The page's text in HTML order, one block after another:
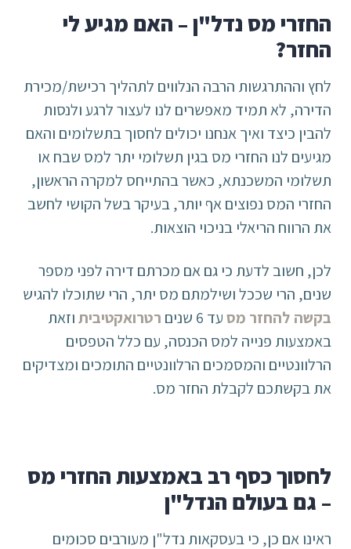
החזרי מס נדל"ן – האם מגיע לי
החזר?
לחץ וההתרגשות הרבה הנלווים לתהליך רכישת/מכירת
הדירה, לא תמיד מאפשרים לנו לעצור לרגע ולנסות
להבין כיצד ואיך אנחנו יכולים לחסוך בתשלומים והאם
מגיעים לנו החזרי מס בגין תשלומי יתר למס שבח או
תשלומי המשכנתא, כאשר בהתייחס למקרה הראשון,
החזרי המס נפוצים אף יותר, בעיקר בשל הקושי לחשב
את הרווח הריאלי בניכוי הוצאות.
לכן, חשוב לדעת כי גם אם מכרתם דירה לפני מספר
שנים, הרי שככל ושילמתם מס יתר, הרי שתוכלו להגיש
בקשה להחזר מסעד 6 שנים רטרואקטיביתוזאת
באמצעות פנייה למס הכנסה, עם כלל הטפסים
הרלוונטיים והמסמכים הרלוונטיים התומכים ומצדיקים
את בקשתכם לקבלת החזר מס.
לחסוך כסף רב באמצעות החזרי מס
– גם בעולם הנדל"ן
ראינו אם כן, כי בעסקאות נדל"ן מעורבים סכומים